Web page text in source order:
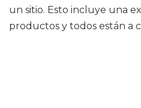
un sitio. Esto incluye una
productos y todos están a